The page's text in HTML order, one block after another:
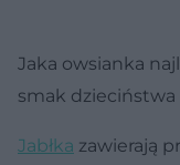
Jaka owsianka
smak dzieciństwa
Jabłka zawierają